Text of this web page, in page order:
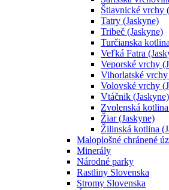
Štiavnické vrchy
Tatry (Jaskyne)
Tribeč (Jaskyne)
Turčianska
Veľká Fatra
Veporské vrchy
Vihorlatské vrchy
Volovské vrchy
Vtáčnik (Jaskyne)
Zvolenská
Žiar (Jaskyne)
Žilinská kotlina
Maloplošné chránené
Minerály
Národné parky
Rastliny Slovenska
Stromy Slovenska